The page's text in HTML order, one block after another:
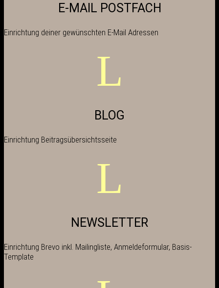
E-MAIL POSTFACH
Einrichtung deiner gewünschten E-Mail Adressen
L
BLOG
Einrichtung Beitragsübersichtsseite
L
NEWSLETTER
Einrichtung Brevo inkl. Mailingliste, Anmeldeformular, Basis-
Template